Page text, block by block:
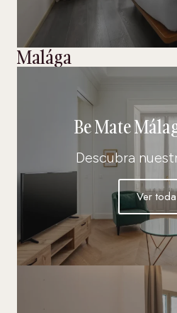
Malága
Be Mate
Descubra
Ver